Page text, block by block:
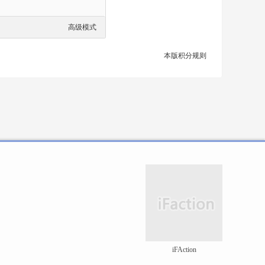
高级模式
本版积分规则
iFAction